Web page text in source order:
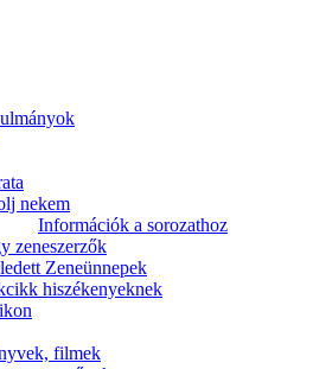
nekem
Információk a sorozathoz
zeneszerzők
Zeneünnepek
hiszékenyeknek
filmek